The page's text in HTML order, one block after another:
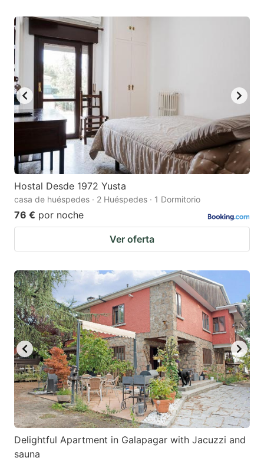
Hostal Desde 1972 Yusta
casa de huéspedes · 2 Huéspedes · 1 Dormitorio
76 € por noche
Ver oferta
Delightful Apartment in Galapagar with Jacuzzi and
sauna